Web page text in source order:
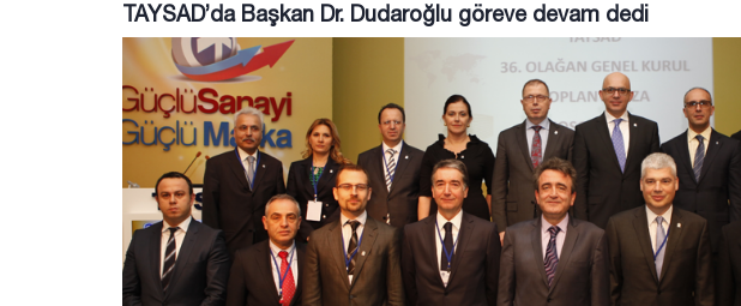
TAYSAD’da Başkan Dr. Dudaroğlu göreve devam dedi